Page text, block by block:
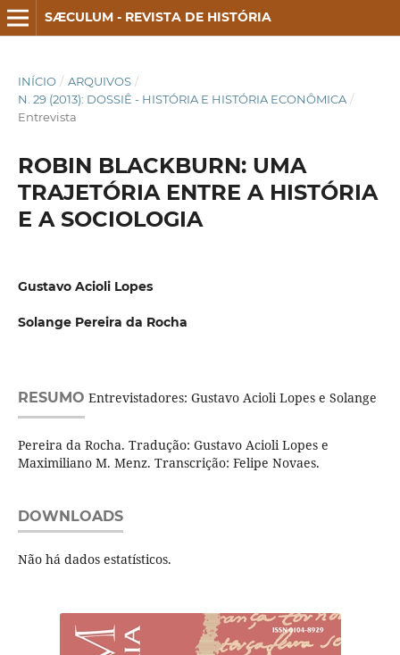
SÆCULUM - REVISTA DE HISTÓRIA
INÍCIO / ARQUIVOS /
N. 29 (2013): DOSSIÊ - HISTÓRIA E HISTÓRIA ECONÔMICA /
Entrevista
ROBIN BLACKBURN: UMA
TRAJETÓRIA ENTRE A HISTÓRIA
E A SOCIOLOGIA
Gustavo Acioli Lopes
Solange Pereira da Rocha
RESUMO Entrevistadores: Gustavo Acioli Lopes e Solange
Pereira da Rocha. Tradução: Gustavo Acioli Lopes e
Maximiliano M. Menz. Transcrição: Felipe Novaes.
DOWNLOADS
Não há dados estatísticos.